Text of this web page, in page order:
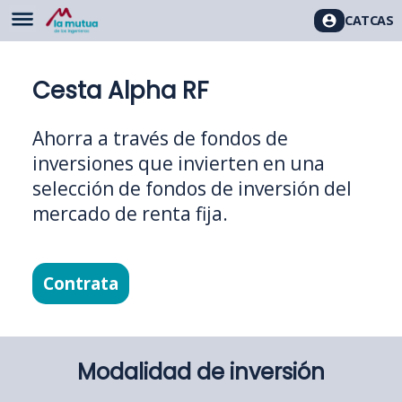
CATCAS
Cesta Alpha RF
Ahorra a través de fondos de
inversiones que invierten en una
selección de fondos de inversión del
mercado de renta fija.
Contrata
Modalidad de inversión